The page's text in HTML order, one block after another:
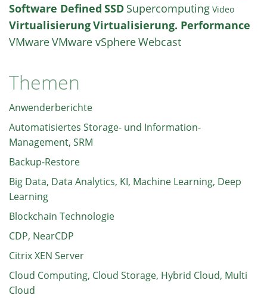
Software Defined SSD Supercomputing Video
VirtualisierungVirtualisierung. Performance
VMwareVMware vSphereWebcast
Themen
Anwenderberichte
Automatisiertes Storage- und Information-
Management, SRM
Backup-Restore
Big Data, Data Analytics, KI, Machine Learning, Deep
Learning
Blockchain Technologie
CDP, NearCDP
Citrix XEN Server
Cloud Computing, Cloud Storage, Hybrid Cloud, Multi
Cloud